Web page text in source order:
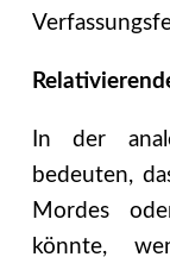
In der
bedeuten,
Mordes
könnte,